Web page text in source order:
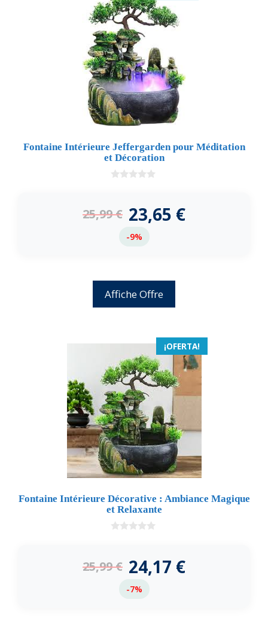
Fontaine Intérieure Jeffergarden pour Méditation
et Décoration
5
25,99€ 23,65 €
-9%
Affiche Offre
¡OFERTA!
Fontaine Intérieure Décorative : Ambiance Magique
et Relaxante
5
25,99€ 24,17 €
-7%